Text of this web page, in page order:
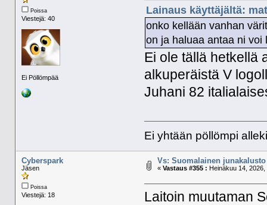
Poissa
Viestejä: 40
Ei Pöllömpää
Lainaus käyttäjältä:
onko kellään vanhan
on ja haluaa antaa ni voi
Ei ole tällä hetkellä
alkuperäistä V
Juhani 82
Ei yhtään pöllömpi
Cyberspark
Jäsen
Poissa
Viestejä: 18
Vs: Suomalainen
« Vastaus #355 : Heinäkuu 14,
Laitoin muutaman